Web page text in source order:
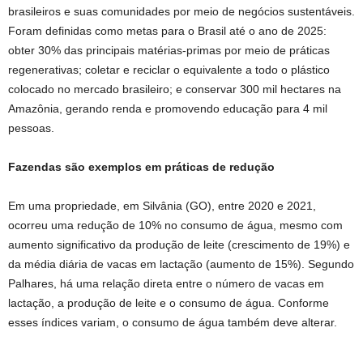
brasileiros e suas comunidades por meio de negócios sustentáveis.
Foram definidas como metas para o Brasil até o ano de 2025:
obter 30% das principais matérias-primas por meio de práticas
regenerativas; coletar e reciclar o equivalente a todo o plástico
colocado no mercado brasileiro; e conservar 300 mil hectares na
Amazônia, gerando renda e promovendo educação para 4 mil
pessoas.
Fazendas são exemplos em práticas de redução
Em uma propriedade, em Silvânia (GO), entre 2020 e 2021,
ocorreu uma redução de 10% no consumo de água, mesmo com
aumento significativo da produção de leite (crescimento de 19%) e
da média diária de vacas em lactação (aumento de 15%). Segundo
Palhares, há uma relação direta entre o número de vacas em
lactação, a produção de leite e o consumo de água. Conforme
esses índices variam, o consumo de água também deve alterar.